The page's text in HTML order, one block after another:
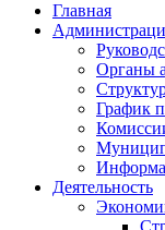
Главная
Органы
График
Деятельность